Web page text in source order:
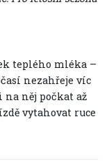
teplého mléka –
nezahřeje víc
na něj počkat až
vytahovat ruce